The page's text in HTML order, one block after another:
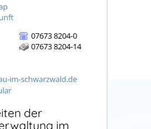
07673 8204-0
07673 8204-14
im-schwarzwald.de
der
im